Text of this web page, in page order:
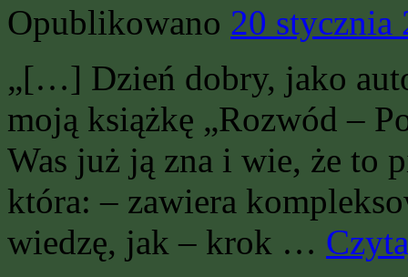
Opublikowano 20 stycznia
„[…] Dzień dobry, jako
moją książkę „Rozwód –
Was już ją zna i wie, że to
która: – zawiera
wiedzę, jak – krok …